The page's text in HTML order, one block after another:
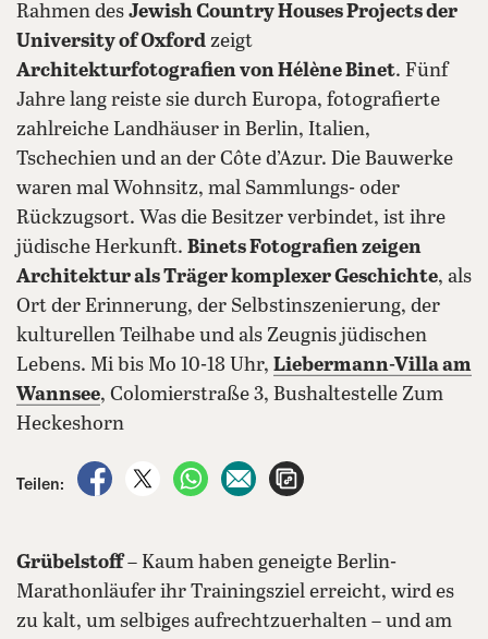
Rahmen des Jewish Country Houses Projects der
University of Oxford zeigt
Architekturfotografien von Hélène Binet. Fünf
Jahre lang reiste sie durch Europa, fotografierte
zahlreiche Landhäuser in Berlin, Italien,
Tschechien und an der Côte d’Azur. Die Bauwerke
waren mal Wohnsitz, mal Sammlungs- oder
Rückzugsort. Was die Besitzer verbindet, ist ihre
jüdische Herkunft. Binets Fotografien zeigen
Architektur als Träger komplexer Geschichte, als
Ort der Erinnerung, der Selbstinszenierung, der
kulturellen Teilhabe und als Zeugnis jüdischen
Lebens. Mi bis Mo 10-18 Uhr, Liebermann-Villa am
Wannsee, Colomierstraße 3, Bushaltestelle Zum
Heckeshorn
Teilen:
auf Facebook teilen
auf X teilenper WhatsApp teilen
per E-Mail teilen
Grübelstoff– Kaum haben geneigte Berlin-
Marathonläufer ihr Trainingsziel erreicht, wird es
zu kalt, um selbiges aufrechtzuerhalten – und am